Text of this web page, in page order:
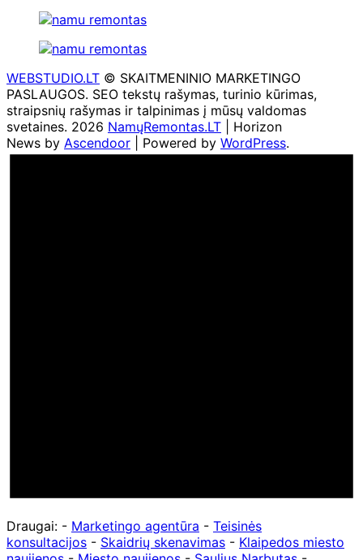
WEBSTUDIO.LT © SKAITMENINIO MARKETINGO
PASLAUGOS. SEO tekstų rašymas, turinio kūrimas,
straipsnių rašymas ir talpinimas į mūsų valdomas
svetaines. 2026 NamųRemontas.LT | Horizon
News by Ascendoor | Powered by WordPress.
Draugai: - Marketingo agentūra - Teisinės
konsultacijos - Skaidrių skenavimas - Klaipedos miesto